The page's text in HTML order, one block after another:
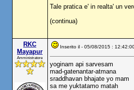
Tale pratica e' in realta' un
(continua)
RKC
Mayapur
Amministratore
Inserito il - 05/08/2015 :
yoginam api sarvesam
mad-gatenantar-atmana
sraddhavan bhajate yo mam
sa me yuktatamo matah